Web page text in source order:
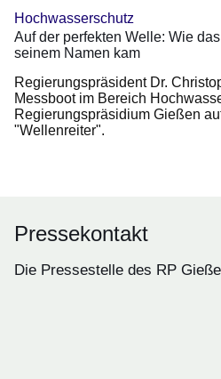
Hochwasserschutz
Auf der perfekten Welle: Wie
seinem Namen kam
Regierungspräsident Dr.
Messboot im Bereich
Regierungspräsidium Gießen
"Wellenreiter".
Pressekontakt
Die Pressestelle des RP